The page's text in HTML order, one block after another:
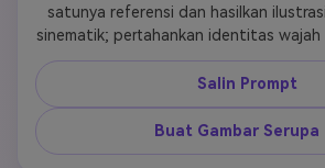
satunya referensi dan hasilkan
sinematik; pertahankan identitas wajah
ekspresi, warna kulit, proporsi tubuh,
distorsi; pertahankan komposisi
siluet heroik; ubah adegan menjadi
berdampak tinggi dengan palet
hitam yang dramatis, asap tebal,
Salin Prompt
Buat Gambar